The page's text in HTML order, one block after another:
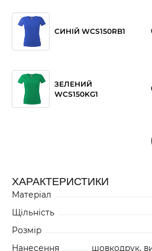
СИНІЙ WCS150RB1
ЗЕЛЕНИЙ
WCS150KG1
ХАРАКТЕРИСТИКИ
Матеріал
Щільність
Розмір
Нанесення
шовкодрук,